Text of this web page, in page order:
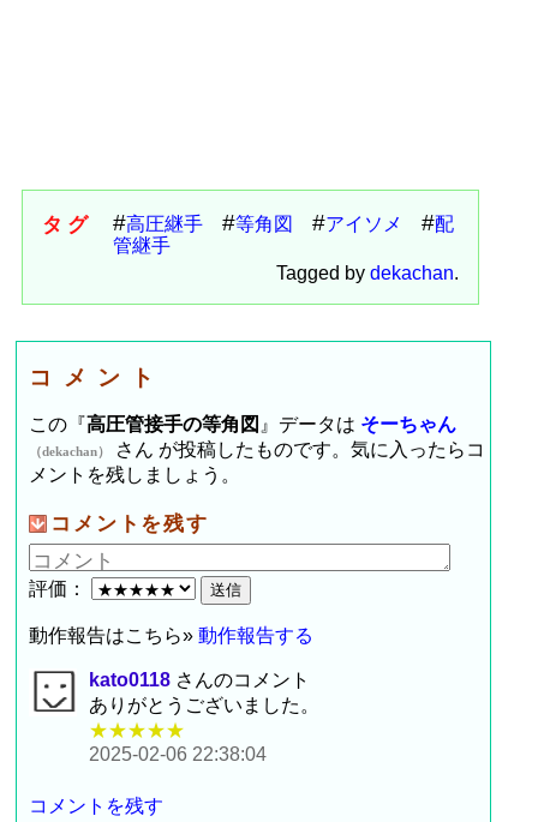
タグ 高圧継手 等角図 アイソメ
配
管継手
Tagged by dekachan.
コメント
この『高圧管接手の等角図 』データは そーちゃん
（dekachan）
さん が投稿したものです。気に入ったらコ
メントを残しましょう。
コメントを残す
評価：
動作報告はこちら»動作報告する
kato0118 さんのコメント
ありがとうございました。
★★★★★
2025-02-06 22:38:04
コメントを残す